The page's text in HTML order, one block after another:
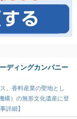
ディングカンパニー
。香料産業の聖地とし
構）の無形文化遺産に登
詳細】